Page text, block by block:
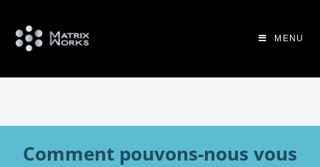
MENU
Comment pouvons-nous vous